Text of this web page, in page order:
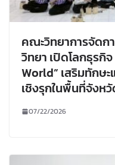
คณะวิทยาการจัดก
วิทยา เปิดโลกธุรกิ
World” เสริมทักษ
เชิงรุกในพื้นที่จังห
07/22/2026